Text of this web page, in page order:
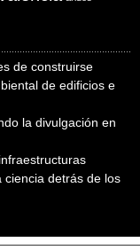
de construirse
de edificios e
la divulgación en
ciencia detrás de los